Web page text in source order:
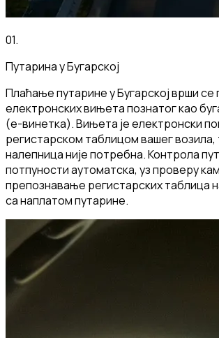
01.
Путарина у Бугарској
Плаћање путарине у Бугарској врши
електронских вињета познатог као
(е-винетка). Вињета је електронски
регистарском таблицом вашег возила,
налепница није потребна. Контрола
потпуности аутоматска, уз проверу
препознавање регистарских таблица
са наплатом путарине.